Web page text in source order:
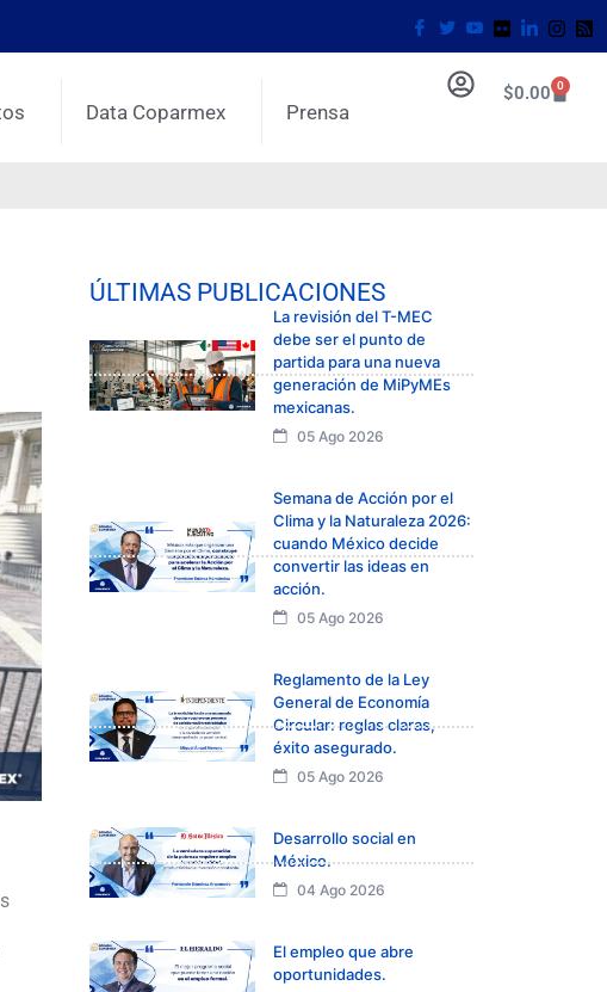
Data Coparmex Prensa
$0.00 0
ÚLTIMAS PUBLICACIONES
La revisión del T-MEC
debe ser el punto de
partida para una nueva
generación de MiPyMEs
mexicanas.
05 Ago 2026
Semana de Acción por el
Clima y la Naturaleza 2026:
cuando México decide
convertir las ideas en
acción.
05 Ago 2026
Reglamento de la Ley
General de Economía
Circular: reglas claras,
éxito asegurado.
05 Ago 2026
Desarrollo social en
México.
04 Ago 2026
El empleo que abre
oportunidades.